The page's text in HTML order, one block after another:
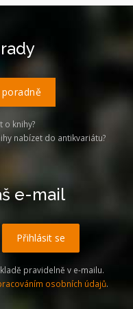
o knihy?
nabízet do antikvariátu?
e-mail
pravidelně v e-mailu.
osobních údajů.